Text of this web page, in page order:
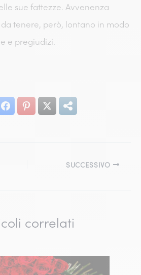
sue fattezze. Avvenenza
tenere, però, lontano in modo
e pregiudizi.
SUCCESSIVO
correlati